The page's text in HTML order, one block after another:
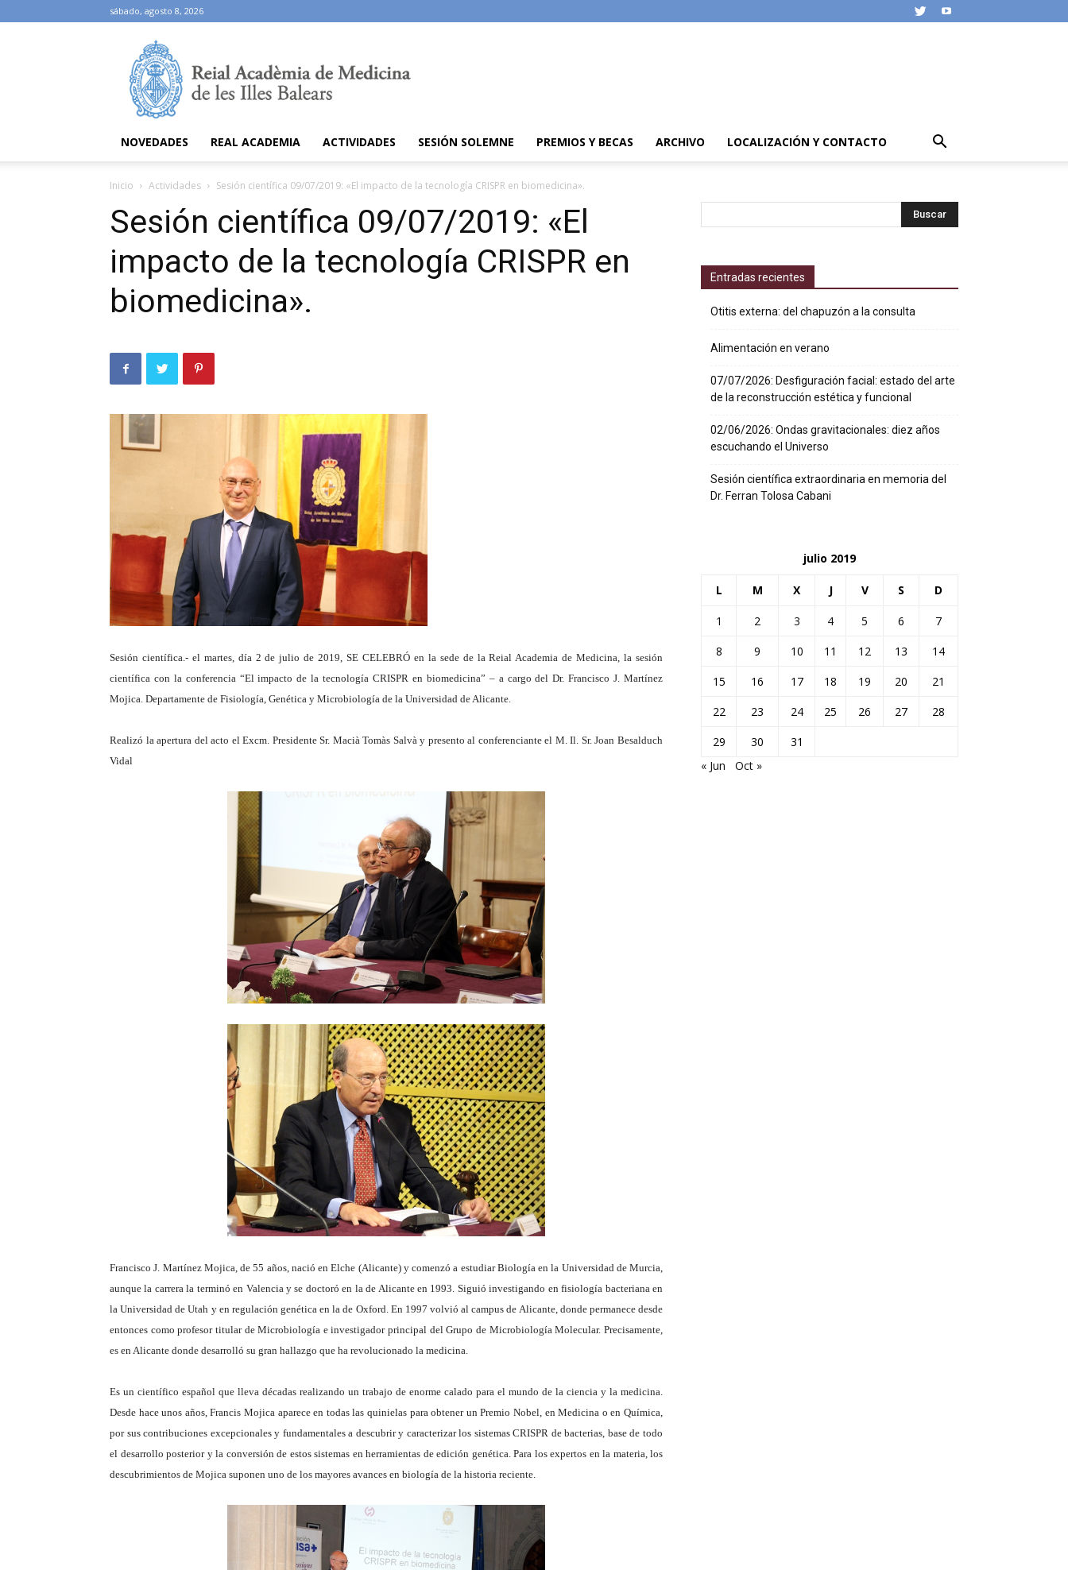
sábado, agosto 8, 2026
NOVEDADES REAL ACADEMIA ACTIVIDADES SESIÓN SOLEMNE PREMIOS Y BECAS ARCHIVO LOCALIZACIÓN Y CONTACTO
Inicio Actividades Sesión científica 09/07/2019: «El impacto de la tecnología CRISPR en biomedicina».
Sesión científica 09/07/2019: «El
impacto de la tecnología CRISPR en
biomedicina».
Sesión científica.- el martes, día 2 de julio de 2019, SE CELEBRÓ en la sede de la Reial Academia de Medicina, la sesión
científica con la conferencia “El impacto de la tecnología CRISPR en biomedicina” – a cargo del Dr. Francisco J. Martínez
Mojica. Departamente de Fisiología, Genética y Microbiología de la Universidad de Alicante.
Realizó la apertura del acto el Excm. Presidente Sr. Macià Tomàs Salvà y presento al conferenciante el M. Il. Sr. Joan Besalduch
Vidal
Francisco J. Martínez Mojica, de 55 años, nació en Elche (Alicante) y comenzó a estudiar Biología en la Universidad de Murcia,
aunque la carrera la terminó en Valencia y se doctoró en la de Alicante en 1993. Siguió investigando en fisiología bacteriana en
la Universidad de Utah y en regulación genética en la de Oxford. En 1997 volvió al campus de Alicante, donde permanece desde
entonces como profesor titular de Microbiología e investigador principal del Grupo de Microbiología Molecular. Precisamente,
es en Alicante donde desarrolló su gran hallazgo que ha revolucionado la medicina.
Es un científico español que lleva décadas realizando un trabajo de enorme calado para el mundo de la ciencia y la medicina.
Desde hace unos años, Francis Mojica aparece en todas las quinielas para obtener un Premio Nobel, en Medicina o en Química,
por sus contribuciones excepcionales y fundamentales a descubrir y caracterizar los sistemas CRISPR de bacterias, base de todo
el desarrollo posterior y la conversión de estos sistemas en herramientas de edición genética. Para los expertos en la materia, los
descubrimientos de Mojica suponen uno de los mayores avances en biología de la historia reciente.
Entradas recientes
Otitis externa: del chapuzón a la consulta
Alimentación en verano
07/07/2026: Desfiguración facial: estado del arte
de la reconstrucción estética y funcional
02/06/2026: Ondas gravitacionales: diez años
escuchando el Universo
Sesión científica extraordinaria en memoria del
Dr. Ferran Tolosa Cabani
julio 2019
L M X J V S D
1 2 3 4 5 6
7
8
9 10 11 12 13
14
15
16 17 18 19 20
21
22
23 24 25 26 27
28
29
30
31
« Jun
Oct »